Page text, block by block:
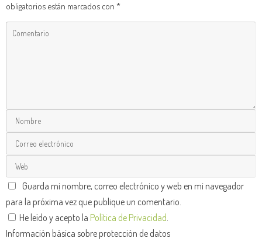
obligatorios están marcados con *
Guarda mi nombre, correo electrónico y web en mi navegador
para la próxima vez que publique un comentario.
He leído y acepto la Política de Privacidad
Información básica sobre protección de datos